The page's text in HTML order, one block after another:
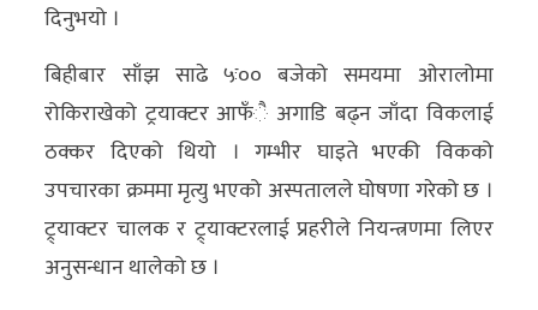
खेलकुद
रोचक
अन्य
क्लिक
खबर
विशेष
दिनुभयो ।
बिहीबार साँझ साढे ५ः०० बजेको समयमा ओरालोमा
रोकिराखेको ट्रयाक्टर आफँै अगाडि बढ्न जाँदा विकलाई
ठक्कर दिएको थियो । गम्भीर घाइते भएकी विकको
उपचारका क्रममा मृत्यु भएको अस्पतालले घोषणा गरेको छ ।
ट्र्याक्टर चालक र ट्र्याक्टरलाई प्रहरीले नियन्त्रणमा लिएर
अनुसन्धान थालेको छ ।